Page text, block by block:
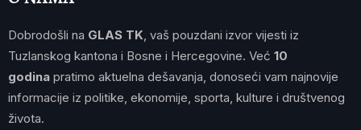
Dobrodošli na GLAS TK , vaš pouzdani izvor vijesti iz
Tuzlanskog kantona i Bosne i Hercegovine. Već 10
godina pratimo aktuelna dešavanja, donoseći vam najnovije
informacije iz politike, ekonomije, sporta, kulture i društvenog
života.